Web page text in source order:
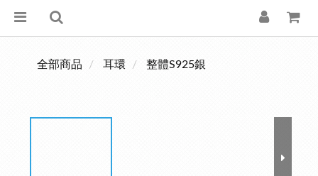
全部商品 耳環 整體S925銀